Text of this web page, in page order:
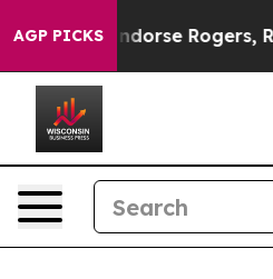
AGP PICKSEndorse Rogers,